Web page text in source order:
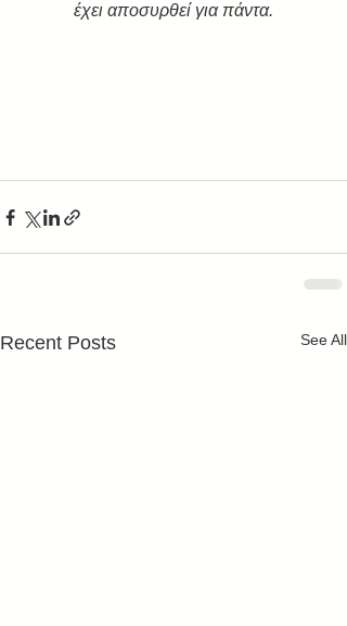
έχει αποσυρθεί για πάντα.
Recent Posts See All